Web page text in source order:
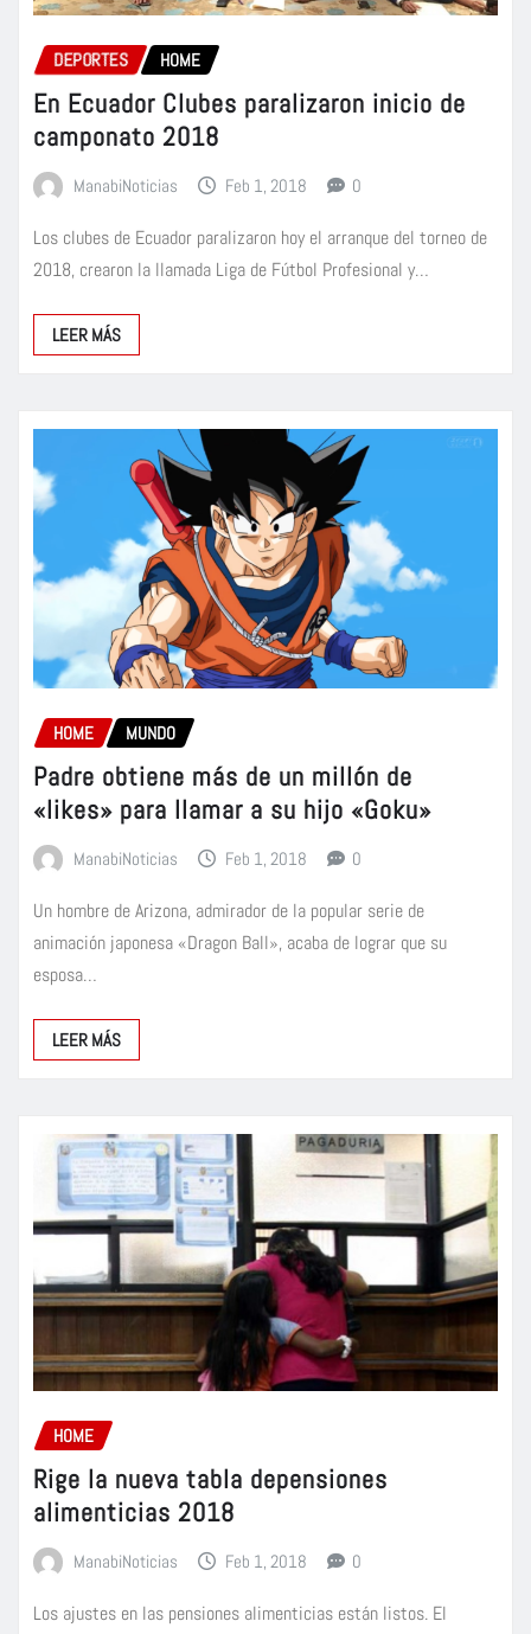
DEPORTES HOME
En Ecuador Clubes paralizaron inicio de
camponato 2018
ManabiNoticias Feb 1, 2018 0
Los clubes de Ecuador paralizaron hoy el arranque del torneo de
2018, crearon la llamada Liga de Fútbol Profesional y…
LEER MÁS
HOME MUNDO
Padre obtiene más de un millón de
«likes» para llamar a su hijo «Goku»
ManabiNoticias Feb 1, 2018 0
Un hombre de Arizona, admirador de la popular serie de
animación japonesa «Dragon Ball», acaba de lograr que su
esposa…
LEER MÁS
HOME
Rige la nueva tabla depensiones
alimenticias 2018
ManabiNoticias Feb 1, 2018 0
Los ajustes en las pensiones alimenticias están listos. El